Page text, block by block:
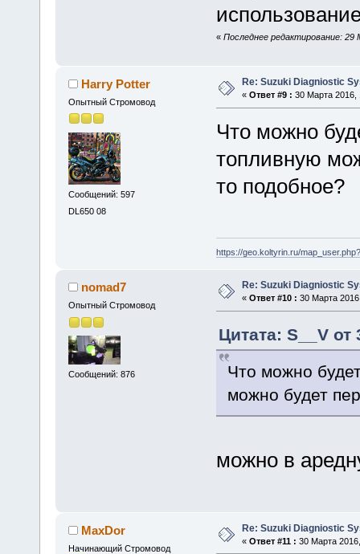
« Последнее редактирование:
Harry Potter
Опытный Стромовод
Сообщений: 597
DL650 08
Re: Suzuki Diagniostic
« Ответ #9 : 30 Марта 2016,
Что можно
топливную
то подобное?
https://geo.koltyrin.ru/
nomad7
Опытный Стромовод
Сообщений: 876
Re: Suzuki Diagniostic
« Ответ #10 : 30 Марта
Цитата: S__V
Что можно
можно будет
можно в
MaxDor
Начинающий Стромовод
Re: Suzuki Diagniostic
« Ответ #11 : 30 Марта